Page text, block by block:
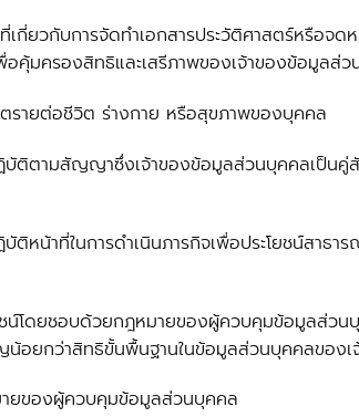
เกี่ยวกับการจัดทำเอกสารประวัติศาสตร์หรือ
อคุ้มครองสิทธิและเสรีภาพของเจ้าของข้อมูล
รายต่อชีวิต ร่างกาย หรือสุขภาพของบุคคล
ฏิบัติตามสัญญาซึ่งเจ้าของข้อมูลส่วนบุคคลเป็น
บัติหน้าที่ในการดำเนินภารกิจเพื่อประโยชน์ส
ยชน์โดยชอบด้วยกฎหมายของผู้ควบคุมข้อมูล
น้อยกว่าสิทธิขั้นพื้นฐานในข้อมูลส่วนบุคคลของ
ยของผู้ควบคุมข้อมูลส่วนบุคคล